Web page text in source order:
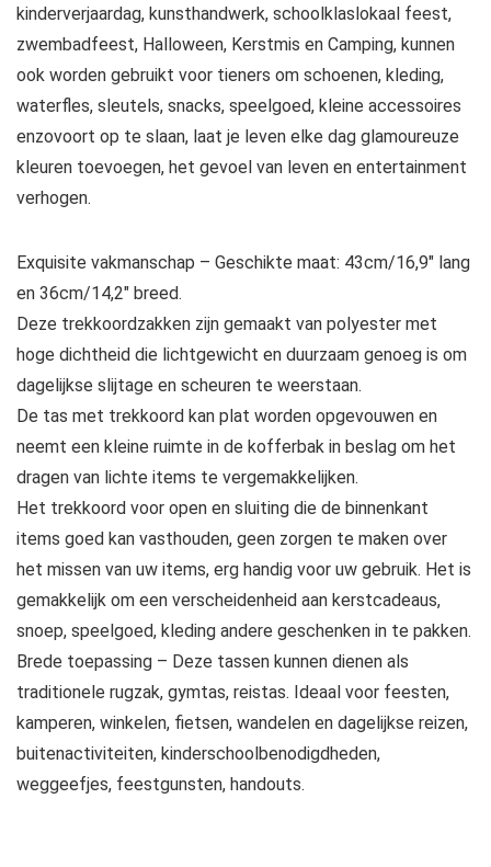
kinderverjaardag, kunsthandwerk, schoolklaslokaal feest,
zwembadfeest, Halloween, Kerstmis en Camping, kunnen
ook worden gebruikt voor tieners om schoenen, kleding,
waterfles, sleutels, snacks, speelgoed, kleine accessoires
enzovoort op te slaan, laat je leven elke dag glamoureuze
kleuren toevoegen, het gevoel van leven en entertainment
verhogen.
Exquisite vakmanschap – Geschikte maat: 43cm/16,9″ lang
en 36cm/14,2″ breed.
Deze trekkoordzakken zijn gemaakt van polyester met
hoge dichtheid die lichtgewicht en duurzaam genoeg is om
dagelijkse slijtage en scheuren te weerstaan.
De tas met trekkoord kan plat worden opgevouwen en
neemt een kleine ruimte in de kofferbak in beslag om het
dragen van lichte items te vergemakkelijken.
Het trekkoord voor open en sluiting die de binnenkant
items goed kan vasthouden, geen zorgen te maken over
het missen van uw items, erg handig voor uw gebruik. Het is
gemakkelijk om een verscheidenheid aan kerstcadeaus,
snoep, speelgoed, kleding andere geschenken in te pakken.
Brede toepassing – Deze tassen kunnen dienen als
traditionele rugzak, gymtas, reistas. Ideaal voor feesten,
kamperen, winkelen, fietsen, wandelen en dagelijkse reizen,
buitenactiviteiten, kinderschoolbenodigdheden,
weggeefjes, feestgunsten, handouts.